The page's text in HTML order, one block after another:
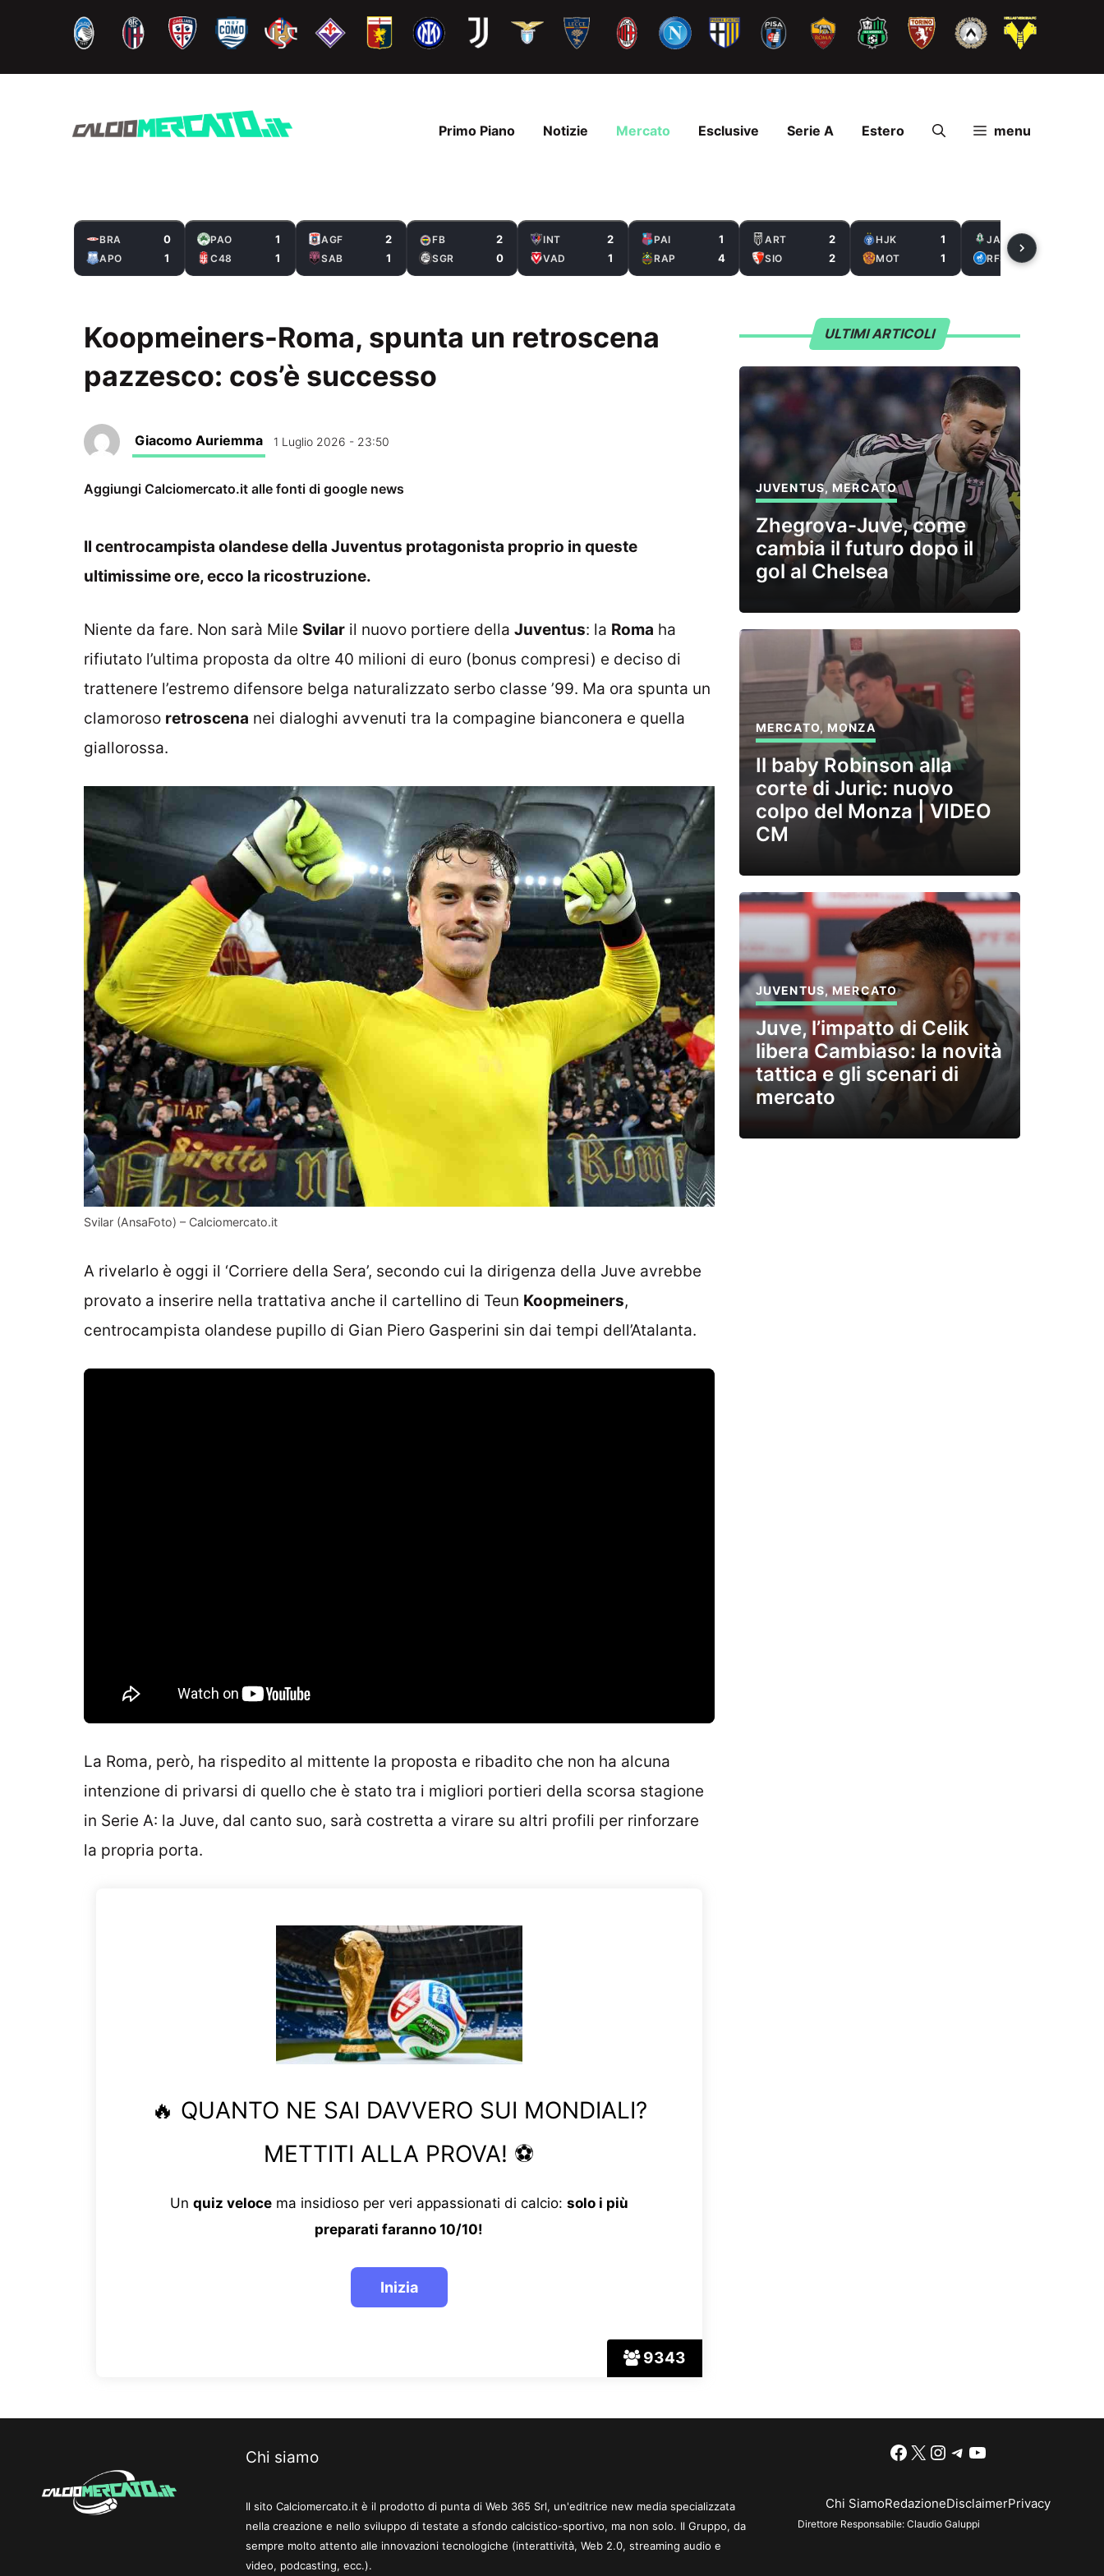
contenuto
Primo Piano Notizie Mercato Esclusive Serie A Estero menu
BRA 0
APO 1
PAO 1
C48 1
AGF 2
SAB 1
FB 2
SGR 0
INT 2
VAD 1
PAI 1
RAP 4
ART 2
SIO 2
HJK 1
MOT 1
JAB
RFS
Koopmeiners-Roma, spunta un retroscena
pazzesco: cos’è successo
Giacomo Auriemma 1 Luglio 2026 - 23:50
Aggiungi Calciomercato.it alle fonti di google news
Il centrocampista olandese della Juventus protagonista proprio in queste
ultimissime ore, ecco la ricostruzione.
Niente da fare. Non sarà Mile Svilar il nuovo portiere della Juventus: la Roma ha
rifiutato l’ultima proposta da oltre 40 milioni di euro (bonus compresi) e deciso di
trattenere l’estremo difensore belga naturalizzato serbo classe ’99. Ma ora spunta un
clamoroso retroscena nei dialoghi avvenuti tra la compagine bianconera e quella
giallorossa.
Svilar (AnsaFoto) – Calciomercato.it
A rivelarlo è oggi il ‘Corriere della Sera’, secondo cui la dirigenza della Juve avrebbe
provato a inserire nella trattativa anche il cartellino di Teun Koopmeiners,
centrocampista olandese pupillo di Gian Piero Gasperini sin dai tempi dell’Atalanta.
La Roma, però, ha rispedito al mittente la proposta e ribadito che non ha alcuna
intenzione di privarsi di quello che è stato tra i migliori portieri della scorsa stagione
in Serie A: la Juve, dal canto suo, sarà costretta a virare su altri profili per rinforzare
la propria porta.
9343
🔥 QUANTO NE SAI DAVVERO SUI MONDIALI?
METTITI ALLA PROVA! ⚽
Un quiz velocema insidioso per veri appassionati di calcio: solo i più
preparati faranno 10/10!
ULTIMI ARTICOLI
JUVENTUS,MERCATO
Zhegrova-Juve, come
cambia il futuro dopo il
gol al Chelsea
MERCATO, MONZA
Il baby Robinson alla
corte di Juric: nuovo
colpo del Monza | VIDEO
CM
JUVENTUS,MERCATO
Juve, l’impatto di Celik
libera Cambiaso: la novità
tattica e gli scenari di
mercato
Chi siamo
Il sito Calciomercato.it è il prodotto di punta di Web 365 Srl, un'editrice new media specializzata
nella creazione e nello sviluppo di testate a sfondo calcistico-sportivo, ma non solo. Il Gruppo, da
sempre molto attento alle innovazioni tecnologiche (interattività, Web 2.0, streaming audio e
video, podcasting, ecc.).
Facebook
X Instagram
Telegram
YouTube
Chi SiamoRedazioneDisclaimerPrivacy
Direttore Responsabile: Claudio Galuppi